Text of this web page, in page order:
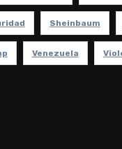
Sheinbaum
Venezuela